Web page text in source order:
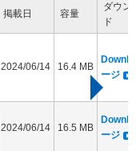
掲載日 容量
ダウン
ド
2024/06/14 16.4 MB
ージ
2024/06/14 16.5 MB
ージ